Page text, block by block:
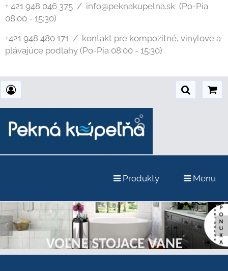
+ 421 948 046 375 / info@peknakupelna.sk (Po-Pia
08:00 - 15:30)
+421 948 480 171 / kontakt pre kompozitné, vinylové a
plávajúce podlahy (Po-Pia 08:00 - 15:30)
Produkty Menu